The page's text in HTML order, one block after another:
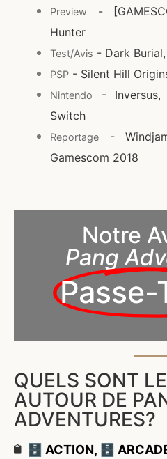
Preview
-
Hunter
Test/Avis - Dark
PSP - Silent Hill
Nintendo
-
Switch
Reportage
-
Gamescom 2018
Notre
Pang
Passe-
QUELS SONT
AUTOUR DE
ADVENTURES?
🗄️ ACTION, 🗄️